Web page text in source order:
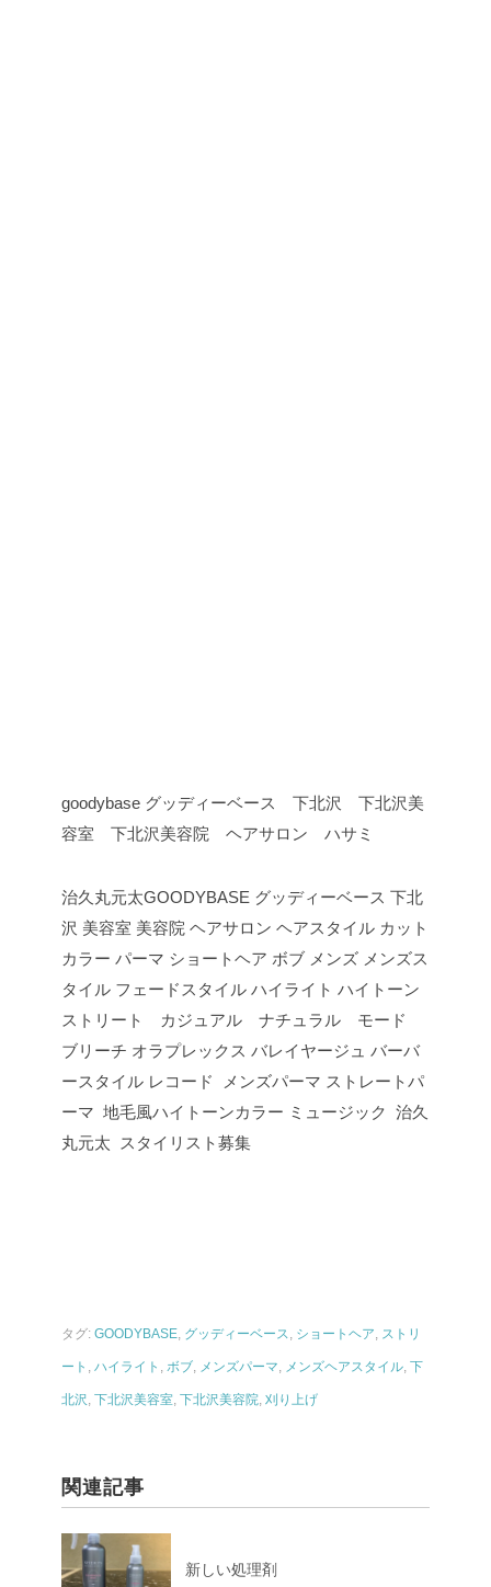
goodybase グッディーベース 下北沢 下北沢美
容室 下北沢美容院 ヘアサロン ハサミ
治久丸元太GOODYBASE グッディーベース 下北
沢 美容室 美容院 ヘアサロン ヘアスタイル カット
カラー パーマ ショートヘア ボブ メンズ メンズス
タイル フェードスタイル ハイライト ハイトーン
ストリート カジュアル ナチュラル モード
ブリーチ オラプレックス バレイヤージュ バーバ
ースタイル レコード メンズパーマ ストレートパ
ーマ 地毛風ハイトーンカラー ミュージック 治久
丸元太 スタイリスト募集
タグ: GOODYBASE, グッディーベース, ショートヘア, ストリ
ート , ハイライト , ボブ, メンズパーマ, メンズヘアスタイル, 下
北沢, 下北沢美容室, 下北沢美容院, 刈り上げ
関連記事
新しい処理剤